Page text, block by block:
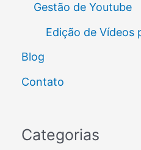
Gestão de Youtube
Edição de Vídeos
Blog
Contato
Categorias